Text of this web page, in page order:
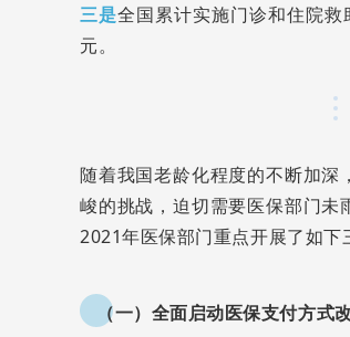
三是全国累计实施门诊和住院
元。
随着我国老龄化程度的不断加
峻的挑战，迫切需要医保部门未
2021年医保部门重点开展了如下
（一）全面启动医保支付方式